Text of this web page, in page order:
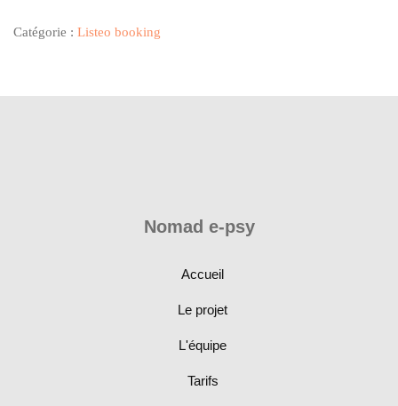
Catégorie : Listeo booking
Nomad e-psy
Accueil
Le projet
L'équipe
Tarifs